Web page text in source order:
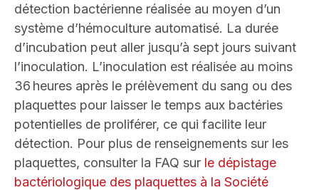
détection bactérienne réalisée au moyen d’un
système d’hémoculture automatisé. La durée
d’incubation peut aller jusqu’à sept jours suivant
l’inoculation. L’inoculation est réalisée au moins
36 heures après le prélèvement du sang ou des
plaquettes pour laisser le temps aux bactéries
potentielles de proliférer, ce qui facilite leur
détection. Pour plus de renseignements sur les
plaquettes, consulter la FAQ sur le dépistage
bactériologique des plaquettes à la Société